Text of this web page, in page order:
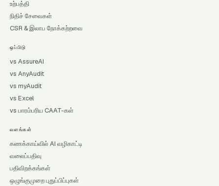
உற்பத்தி
நிதிச் சேவைகள்
CSR & இலாப நோக்கற்றவை
ஒப்பிடு
vs AssureAI
vs AnyAudit
vs myAudit
vs Excel
vs பாரம்பரிய CAAT-கள்
வளங்கள்
கணக்காய்வில் AI வழிகாட்டி
வலைப்பதிவு
பதிவிறக்கங்கள்
ஒழுங்குமுறை புதுப்பிப்புகள்